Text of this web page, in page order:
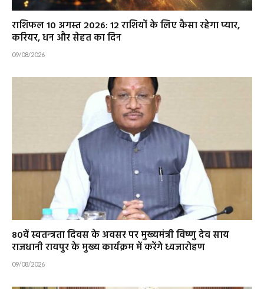
राशिफल 10 अगस्त 2026: 12 राशियों के लिए कैसा रहेगा प्यार,
करियर, धन और सेहत का दिन
09/08/2026
80वें स्वतन्त्रता दिवस के अवसर पर मुख्यमंत्री विष्णु देव साय
राजधानी रायपुर के मुख्य कार्यक्रम में करेंगे ध्वजारोहण
09/08/2026